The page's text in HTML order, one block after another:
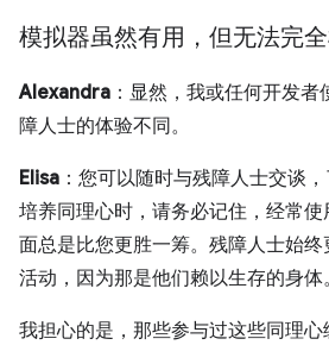
模拟器虽然有用，但无法完
Alexandra ：显然，我或任何开发
障人士的体验不同。
Elisa ：您可以随时与残障人士交谈
培养同理心时，请务必记住，经常
面总是比您更胜一筹。残障人士始
活动，因为那是他们赖以生存的身体。
我担心的是，那些参与过这些同理